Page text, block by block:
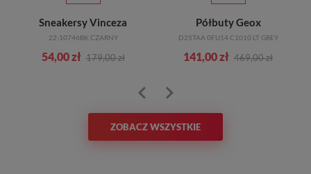
Sneakersy Vinceza
22-10746BK CZARNY
54,00 zł 179,00 zł
Półbuty Geox
D25TAA 0FU14 C1010 LT GREY
141,00 zł 469,00 zł
ZOBACZ WSZYSTKIE